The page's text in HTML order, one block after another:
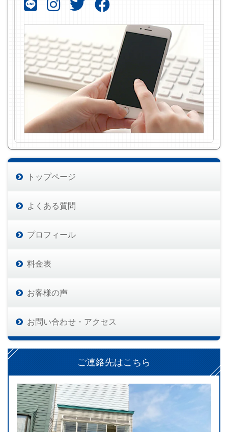
トップページ
よくある質問
プロフィール
料金表
お客様の声
お問い合わせ・アクセス
ご連絡先はこちら